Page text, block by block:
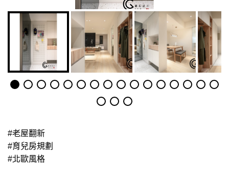
#老屋翻新
#育兒房規劃
#北歐風格